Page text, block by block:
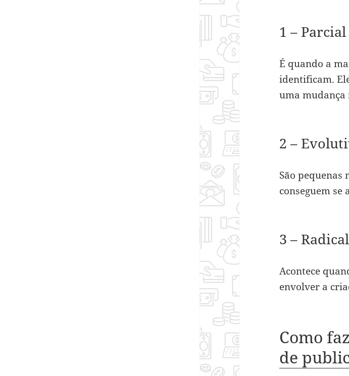
1 – Parcial
É quando a
identificam.
uma mudança
2 –
São pequenas
conseguem
3 – Radical
Acontece
envolver a
Como
de